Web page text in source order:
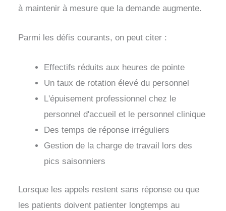
à maintenir à mesure que la demande augmente.
Parmi les défis courants, on peut citer :
Effectifs réduits aux heures de pointe
Un taux de rotation élevé du personnel
L'épuisement professionnel chez le
personnel d'accueil et le personnel clinique
Des temps de réponse irréguliers
Gestion de la charge de travail lors des
pics saisonniers
Lorsque les appels restent sans réponse ou que
les patients doivent patienter longtemps au